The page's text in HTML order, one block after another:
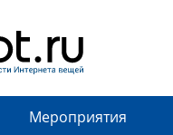
Мероприятия